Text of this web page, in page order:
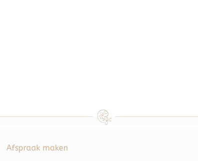
Afspraak maken